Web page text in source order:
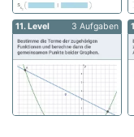
11. Level 3 Aufgaben